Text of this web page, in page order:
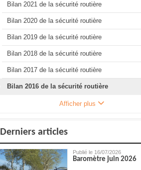
Bilan 2021 de la sécurité routière
Bilan 2020 de la sécurité routière
Bilan 2019 de la sécurité routière
Bilan 2018 de la sécurité routière
Bilan 2017 de la sécurité routière
Bilan 2016 de la sécurité routière
Afficher plus
Derniers articles
Publié le 16/07/2026
Baromètre juin 2026